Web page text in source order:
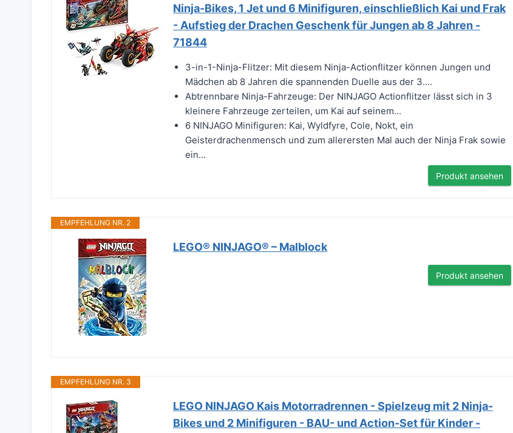
Ninja-Bikes, 1 Jet und 6 Minifiguren, einschließlich Kai und Frak
- Aufstieg der Drachen Geschenk für Jungen ab 8 Jahren -
71844
3-in-1-Ninja-Flitzer: Mit diesem Ninja-Actionflitzer können Jungen und
Mädchen ab 8 Jahren die spannenden Duelle aus der 3....
Abtrennbare Ninja-Fahrzeuge: Der NINJAGO Actionflitzer lässt sich in 3
kleinere Fahrzeuge zerteilen, um Kai auf seinem...
6 NINJAGO Minifiguren: Kai, Wyldfyre, Cole, Nokt, ein
Geisterdrachenmensch und zum allerersten Mal auch der Ninja Frak sowie
ein...
Produkt ansehen
EMPFEHLUNG NR. 2
LEGO® NINJAGO® – Malblock
Produkt ansehen
EMPFEHLUNG NR. 3
LEGO NINJAGO Kais Motorradrennen - Spielzeug mit 2 Ninja-
Bikes und 2 Minifiguren - BAU- und Action-Set für Kinder -